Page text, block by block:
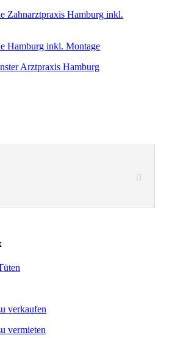
Zahnarztpraxis Hamburg inkl.
Hamburg inkl. Montage
Arztpraxis Hamburg
verkaufen
vermieten